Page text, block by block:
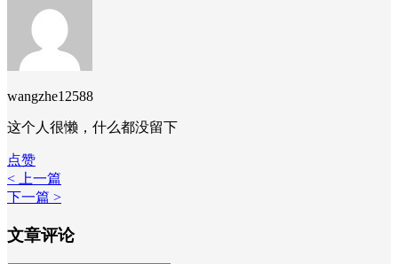
wangzhe12588
这个人很懒，什么都没留下
点赞
< 上一篇
下一篇 >
文章评论